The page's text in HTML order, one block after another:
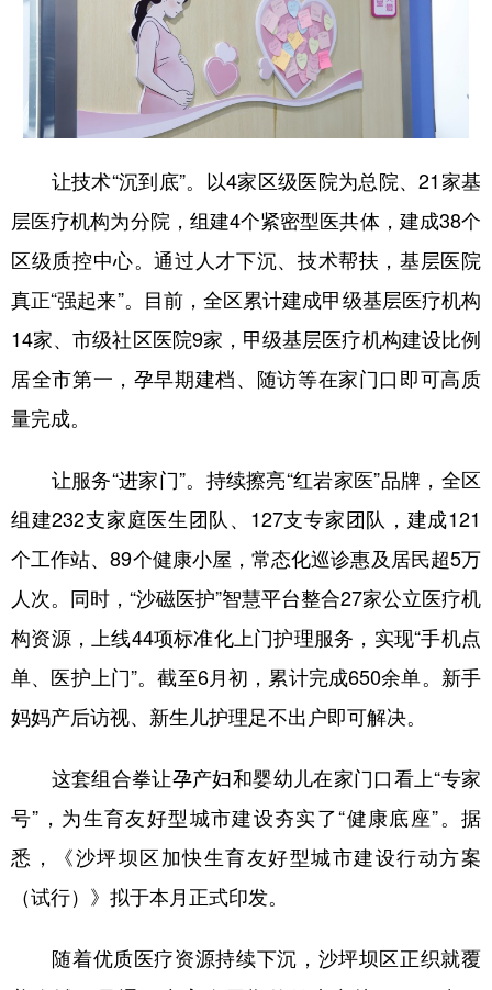
让技术“沉到底”。以4家区级医院为总院、21家基
层医疗机构为分院，组建4个紧密型医共体，建成38个
区级质控中心。通过人才下沉、技术帮扶，基层医院
真正“强起来”。目前，全区累计建成甲级基层医疗机构
14家、市级社区医院9家，甲级基层医疗机构建设比例
居全市第一，孕早期建档、随访等在家门口即可高质
量完成。
让服务“进家门”。持续擦亮“红岩家医”品牌，全区
组建232支家庭医生团队、127支专家团队，建成121
个工作站、89个健康小屋，常态化巡诊惠及居民超5万
人次。同时，“沙磁医护”智慧平台整合27家公立医疗机
构资源，上线44项标准化上门护理服务，实现“手机点
单、医护上门”。截至6月初，累计完成650余单。新手
妈妈产后访视、新生儿护理足不出户即可解决。
这套组合拳让孕产妇和婴幼儿在家门口看上“专家
号”，为生育友好型城市建设夯实了“健康底座”。据
悉，《沙坪坝区加快生育友好型城市建设行动方案
（试行）》拟于本月正式印发。
随着优质医疗资源持续下沉，沙坪坝区正织就覆